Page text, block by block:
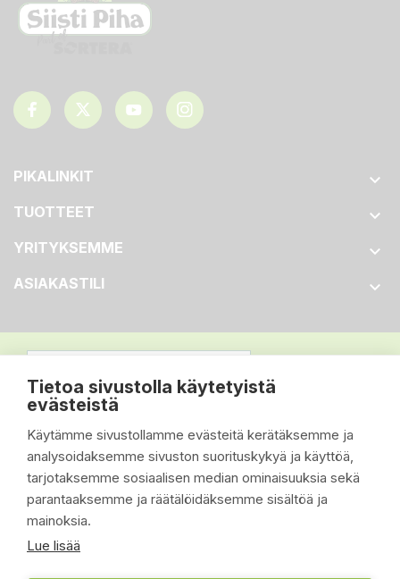
Tietoa sivustolla käytetyistä
evästeistä
Käytämme sivustollamme evästeitä kerätäksemme ja
analysoidaksemme sivuston suorituskykyä ja käyttöä,
tarjotaksemme sosiaalisen median ominaisuuksia sekä
parantaaksemme ja räätälöidäksemme sisältöä ja
mainoksia.
Lue lisää
PIKALINKIT 
TUOTTEET 
YRITYKSEMME 
ASIAKASTILI 